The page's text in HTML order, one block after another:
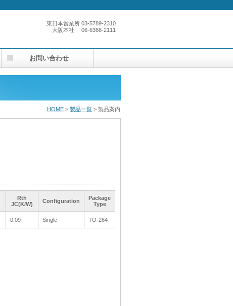
東日本営業所 03-5789-2310
大阪本社 06-6368-2111
HOME> 製品一覧> 製品案内
Rth
JC(K/W)
Configuration
Package
Type
Rth
JC(K/W)
Configuration
Package
Type
Rth
JC(K/W)
Configuration
Package
Type
0.09 Single TO-264
Rth
JC(K/W)
Configuration
Package
Type
0.09 Single TO-264
お問い合わせ